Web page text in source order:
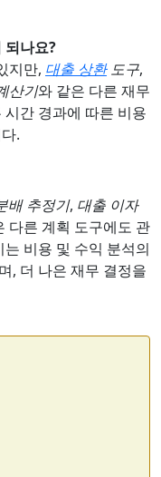
되나요?
지만, 대출 상환도구,
산기와 같은 다른 재무
간 경과에 따른 비용
.
배 추정기, 대출 이자
다른 계획 도구에도 관
비용 및 수익 분석의
, 더 나은 재무 결정을